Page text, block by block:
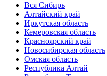
Вся Сибирь
Алтайский край
Иркутская область
Кемеровская область
Красноярский край
Новосибирская область
Омская область
Республика Алтай